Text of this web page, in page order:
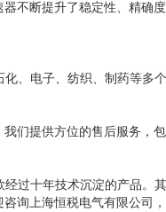
不断提升了稳定性、精确
、电子、纺织、制药等多
们提供方位的售后服务，
经过十年技术沉淀的产品
询上海恒税电气有限公司